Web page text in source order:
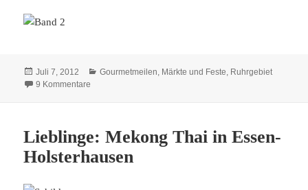
Veröffentlicht
am
Juli 7, 2012 Kategorien
Gourmetmeilen, Märkte und Feste, Ruhrgebiet
9 Kommentare
Lieblinge: Mekong Thai in Essen-
Holsterhausen